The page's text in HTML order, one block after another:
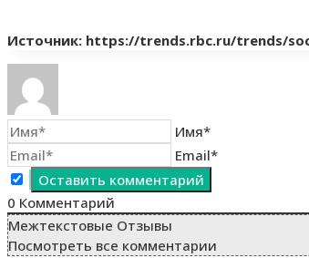
Источник: https://trends.rbc.ru/trends/
Имя*
Email*
0 Комментарий
Межтекстовые Отзывы
Посмотреть все комментарии